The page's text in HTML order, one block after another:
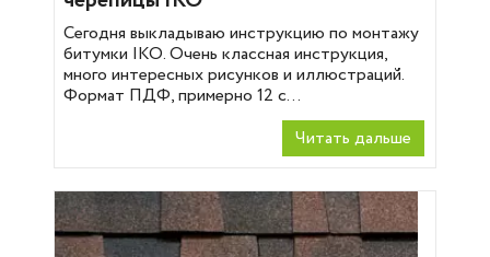
Сегодня выкладываю инструкцию по монтажу
битумки IKO. Очень классная инструкция,
много интересных рисунков и иллюстраций.
Формат ПДФ, примерно 12 с...
Читать дальше